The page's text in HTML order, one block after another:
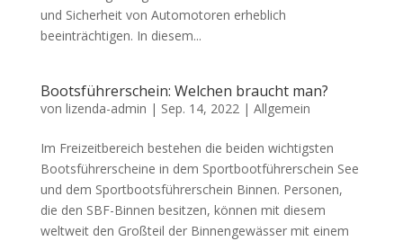
und Sicherheit von Automotoren erheblich
beeinträchtigen. In diesem...
Bootsführerschein: Welchen braucht man?
von lizenda-admin | Sep. 14, 2022| Allgemein
Im Freizeitbereich bestehen die beiden wichtigsten
Bootsführerscheine in dem Sportbootführerschein See
und dem Sportbootsführerschein Binnen. Personen,
die den SBF-Binnen besitzen, können mit diesem
weltweit den Großteil der Binnengewässer mit einem